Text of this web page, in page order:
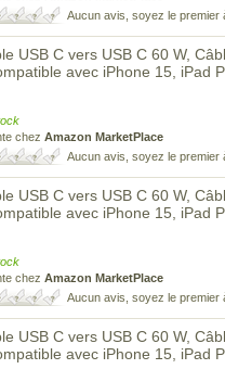
Aucun avis, soyez le premier
USB C vers USB C 60 W,
avec iPhone 15, iPad
chez Amazon MarketPlace
Aucun avis, soyez le premier
USB C vers USB C 60 W,
avec iPhone 15, iPad
chez Amazon MarketPlace
Aucun avis, soyez le premier
USB C vers USB C 60 W,
avec iPhone 15, iPad